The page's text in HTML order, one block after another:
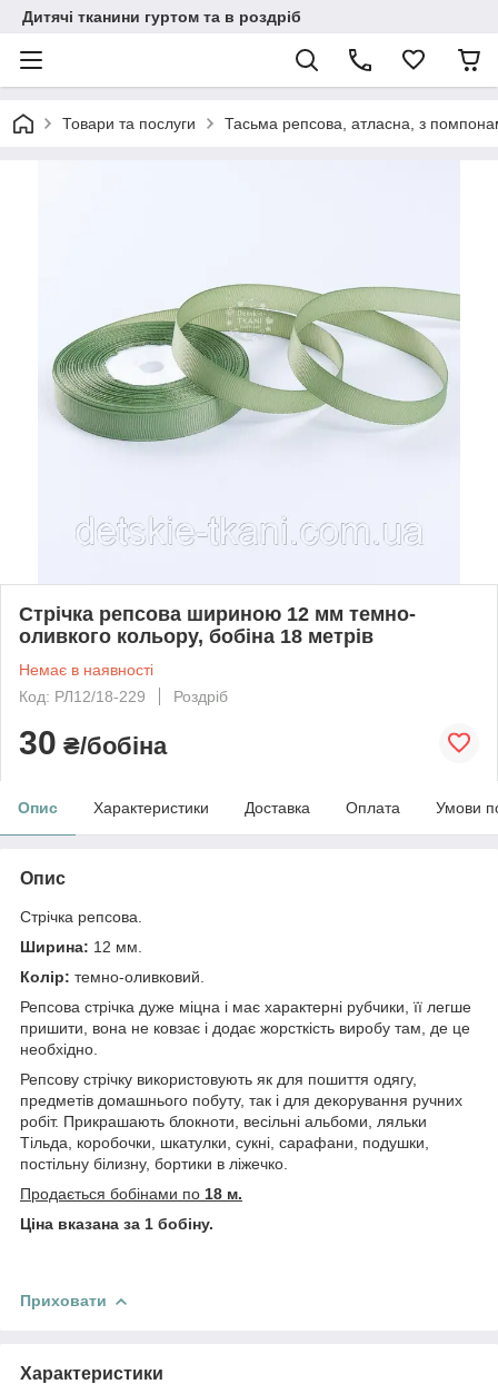
Дитячі тканини гуртом та в роздріб
Товари та послуги Тасьма репсова, атласна, з
Стрічка репсова шириною 12 мм темно-
оливкого кольору, бобіна 18 метрів
Немає в наявності
Код: РЛ12/18-229
Роздріб
30 ₴/бобіна
Опис Характеристики Доставка Оплата Умови
Опис
Стрічка репсова.
Ширина: 12 мм.
Колір: темно-оливковий.
Репсова стрічка дуже міцна і має характерні рубчики, її легше
пришити, вона не ковзає і додає жорсткість виробу там, де це
необхідно.
Репсову стрічку використовують як для пошиття одягу,
предметів домашнього побуту, так і для декорування ручних
робіт. Прикрашають блокноти, весільні альбоми, ляльки
Тільда, коробочки, шкатулки, сукні, сарафани, подушки,
постільну білизну, бортики в ліжечко.
Продається бобінами по 18 м.
Ціна вказана за 1 бобіну.
Приховати
Характеристики